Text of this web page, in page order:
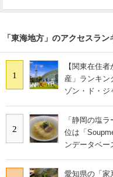
「東海地方」のアクセスラン
1
【関東在住
産」ランキ
ゾン・ド・ジ
2
「静岡の塩
位は「
ンデータベー
愛知県の「